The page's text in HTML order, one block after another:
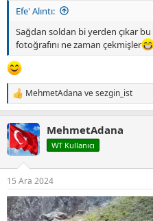
Efe' Alıntı:
Sağdan soldan bi yerden çıkar
fotoğrafını ne zaman çekmişler
T
e
k
l
:
MehmetAdana vesezgin_ist
MehmetAdana
WT Kullanıcı
15 Ara 2024